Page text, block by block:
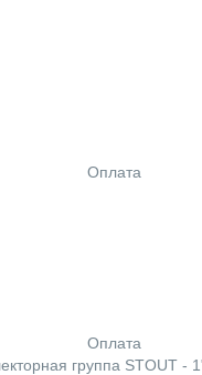
Оплата
Оплата
группа